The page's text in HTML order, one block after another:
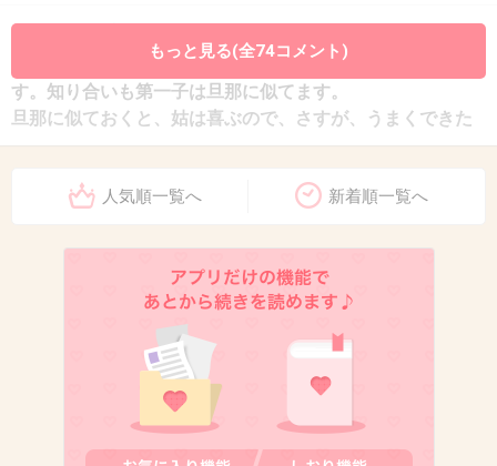
10. 匿名
うちの姉妹の第一子（男が多い）はみんな旦那に似てま
す。知り合いも第一子は旦那に似てます。
旦那に似ておくと、姑は喜ぶので、さすが、うまくできた
自然の摂理、なんておもってますが、いかがですか？
+9
姉は父親似、私は母親似でしたが歳を重ねて父の兄妹の叔
母さんに似てきてますw
もっと見る(全74コメント)
人気順一覧へ 新着順一覧へ